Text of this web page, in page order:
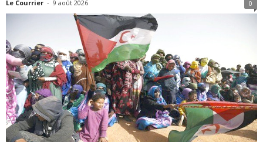
Le Courrier - 9 août 2026 0